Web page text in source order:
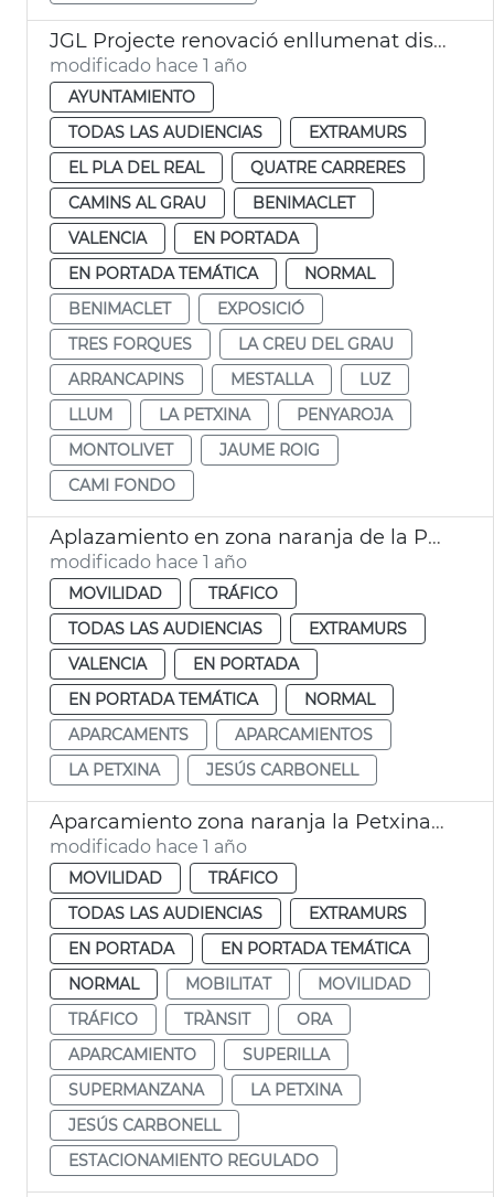
JGL Projecte renovació enllumenat districtes València
modificado hace 1 año
AYUNTAMIENTO
TODAS LAS AUDIENCIAS
EXTRAMURS
EL PLA DEL REAL
QUATRE CARRERES
CAMINS AL GRAU
BENIMACLET
VALENCIA
EN PORTADA
EN PORTADA TEMÁTICA
NORMAL
BENIMACLET
EXPOSICIÓ
TRES FORQUES
LA CREU DEL GRAU
ARRANCAPINS
MESTALLA
LUZ
LLUM
LA PETXINA
PENYAROJA
MONTOLIVET
JAUME ROIG
CAMI FONDO
Aplazamiento en zona naranja de la Petxina València
modificado hace 1 año
MOVILIDAD
TRÁFICO
TODAS LAS AUDIENCIAS
EXTRAMURS
VALENCIA
EN PORTADA
EN PORTADA TEMÁTICA
NORMAL
APARCAMENTS
APARCAMIENTOS
LA PETXINA
JESÚS CARBONELL
Aparcamiento zona naranja la Petxina València
modificado hace 1 año
MOVILIDAD
TRÁFICO
TODAS LAS AUDIENCIAS
EXTRAMURS
EN PORTADA
EN PORTADA TEMÁTICA
NORMAL
MOBILITAT
MOVILIDAD
TRÁFICO
TRÀNSIT
ORA
APARCAMIENTO
SUPERILLA
SUPERMANZANA
LA PETXINA
JESÚS CARBONELL
ESTACIONAMIENTO REGULADO